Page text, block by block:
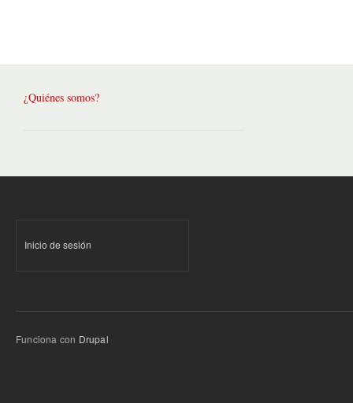
¿Quiénes somos?
Inicio de sesión
Funciona con Drupal